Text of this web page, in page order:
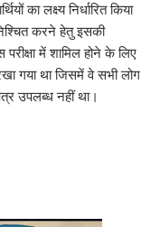
का लक्ष्य निर्धारित किया
करने हेतु इसकी
में शामिल होने के लिए
गया था जिसमें वे सभी लोग
उपलब्ध नहीं था।